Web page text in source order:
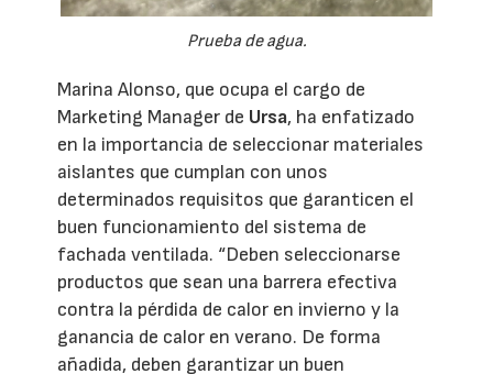
Prueba de agua.
Marina Alonso, que ocupa el cargo de
Marketing Manager de Ursa, ha enfatizado
en la importancia de seleccionar materiales
aislantes que cumplan con unos
determinados requisitos que garanticen el
buen funcionamiento del sistema de
fachada ventilada. “Deben seleccionarse
productos que sean una barrera efectiva
contra la pérdida de calor en invierno y la
ganancia de calor en verano. De forma
añadida, deben garantizar un buen